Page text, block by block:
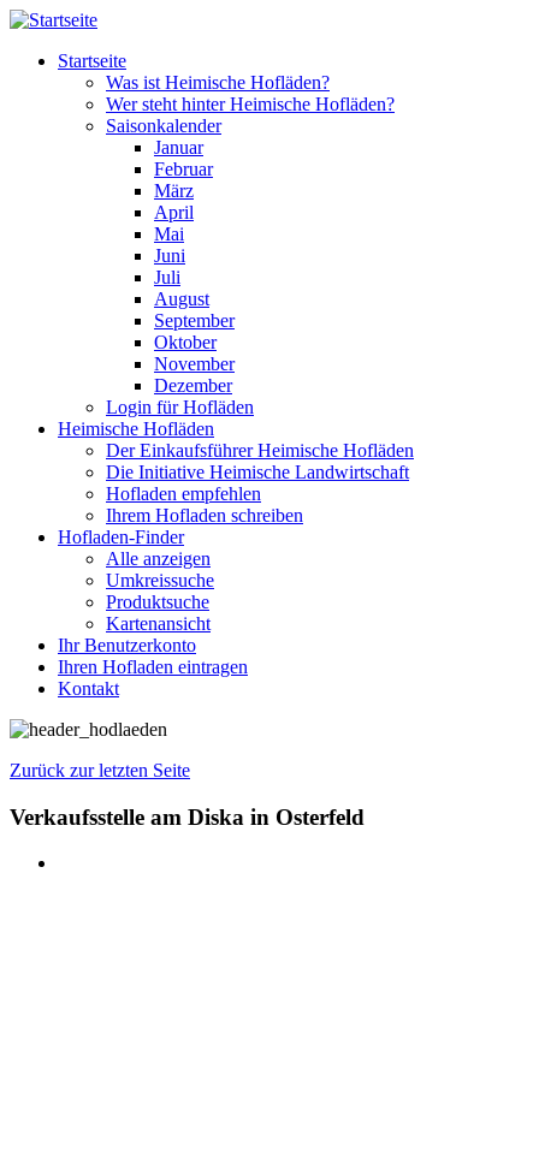
Direkt zum Inhalt
Startseite
Was ist Heimische Hofläden?
Wer steht hinter Heimische Hofläden?
Saisonkalender
Januar
Februar
März
April
Mai
Juni
Juli
August
September
Oktober
November
Dezember
Login für Hofläden
Heimische Hofläden
Der Einkaufsführer Heimische Hofläden
Die Initiative Heimische Landwirtschaft
Hofladen empfehlen
Ihrem Hofladen schreiben
Hofladen-Finder
Alle anzeigen
Umkreissuche
Produktsuche
Kartenansicht
Ihr Benutzerkonto
Ihren Hofladen eintragen
Kontakt
Zurück zur letzten Seite
Verkaufsstelle am Diska in Osterfeld